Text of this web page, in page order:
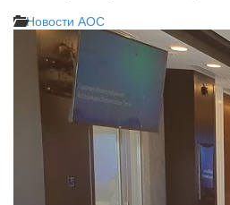
Новости АОС